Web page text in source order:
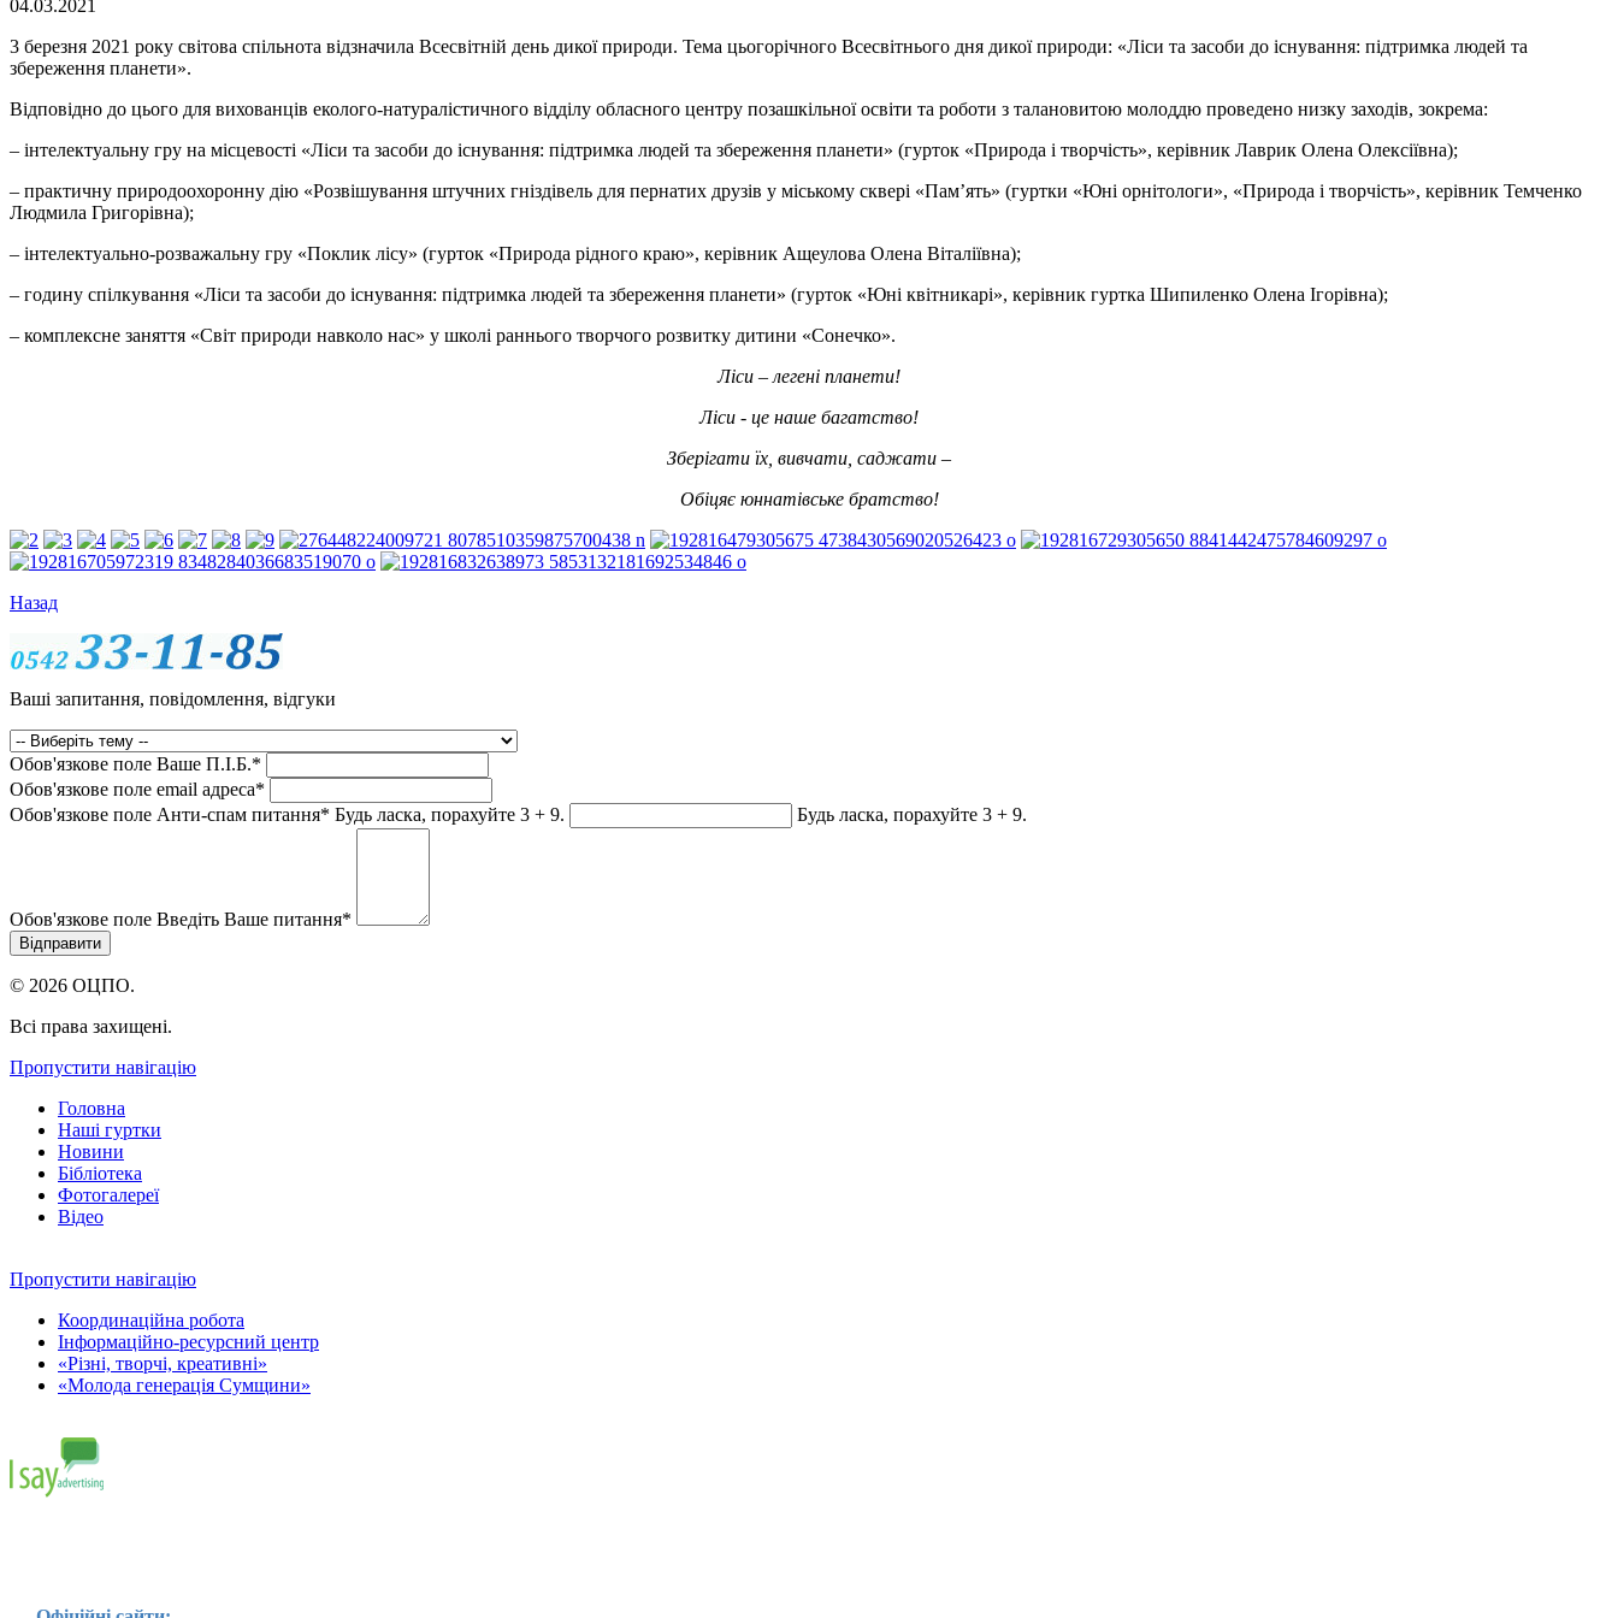
04.03.2021
3 березня 2021 року світова спільнота відзначила Всесвітній день дикої природи. Тема цьогорічного Всесвітнього дня дикої природи: «Ліси та засоби до існування: підтримка людей та
збереження планети».
Відповідно до цього для вихованців еколого-натуралістичного відділу обласного центру позашкільної освіти та роботи з талановитою молоддю проведено низку заходів, зокрема:
– інтелектуальну гру на місцевості «Ліси та засоби до існування: підтримка людей та збереження планети» (гурток «Природа і творчість», керівник Лаврик Олена Олексіївна);
– практичну природоохоронну дію «Розвішування штучних гніздівель для пернатих друзів у міському сквері «Пам’ять» (гуртки «Юні орнітологи», «Природа і творчість», керівник Темченко
Людмила Григорівна);
– інтелектуально-розважальну гру «Поклик лісу» (гурток «Природа рідного краю», керівник Ащеулова Олена Віталіївна);
– годину спілкування «Ліси та засоби до існування: підтримка людей та збереження планети» (гурток «Юні квітникарі», керівник гуртка Шипиленко Олена Ігорівна);
– комплексне заняття «Світ природи навколо нас» у школі раннього творчого розвитку дитини «Сонечко».
Ліси – легені планети!
Ліси - це наше багатство!
Зберігати їх, вивчати, саджати –
Обіцяє юннатівське братство!
Назад
Ваші запитання, повідомлення, відгуки
Обов'язкове поле Ваше П.I.Б.*
Обов'язкове поле email адреса*
Обов'язкове поле Анти-спам питання* Будь ласка, порахуйте 3 + 9. Будь ласка, порахуйте 3 + 9.
Обов'язкове поле Введіть Ваше питання*
© 2026 ОЦПО.
Всі права захищені.
Пропустити навігацію
Головна
Наші гуртки
Новини
Бібліотека
Фотогалереї
Відео
Пропустити навігацію
Координаційна робота
Інформаційно-ресурсний центр
«Різні, творчі, креативні»
«Молода генерація Сумщини»